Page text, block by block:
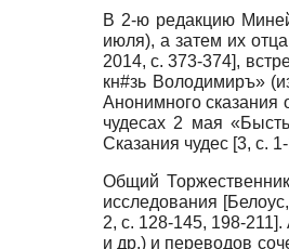
В 2-ю редакцию
июля), а затем их
2014, с. 373-374],
кн#зь Володимиръ»
Анонимного сказания
чудесах 2 мая
Сказания чудес [3, с.
Общий
исследования [
2, с. 128-145, 198-
и др.) и переводов